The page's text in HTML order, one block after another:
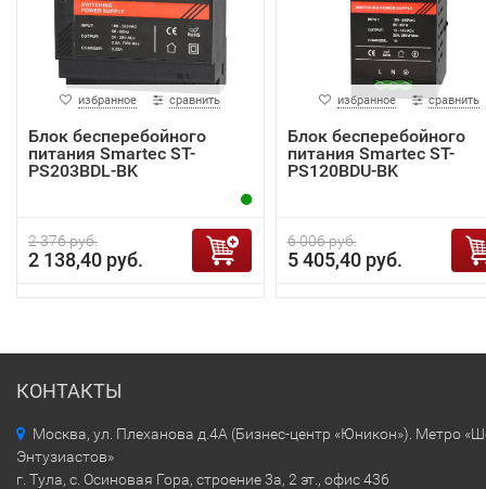
избранное сравнить
Блок бесперебойного
питания Smartec ST-
PS203BDL-BK
2 376 руб.
2 138,40 руб.
избранное сравнить
Блок бесперебойного
питания Smartec ST-
PS120BDU-BK
6 006 руб.
5 405,40 руб.
КОНТАКТЫ
Москва, ул. Плеханова д.4А (Бизнес-центр «Юникон»). Метро
Энтузиастов»
г. Тула, с. Осиновая Гора, строение 3а, 2 эт., офис 436